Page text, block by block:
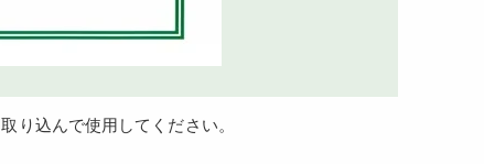
り込んで使用してください。